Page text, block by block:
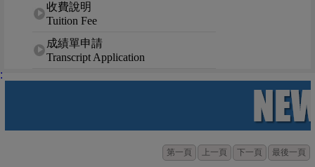
收費說明
Tuition Fee
成績單申請
Transcript Application
第一頁 上一頁 下一頁 最後一頁